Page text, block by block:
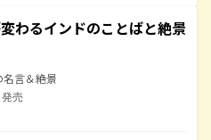
わるインドのことばと絶景
名言＆絶景
売